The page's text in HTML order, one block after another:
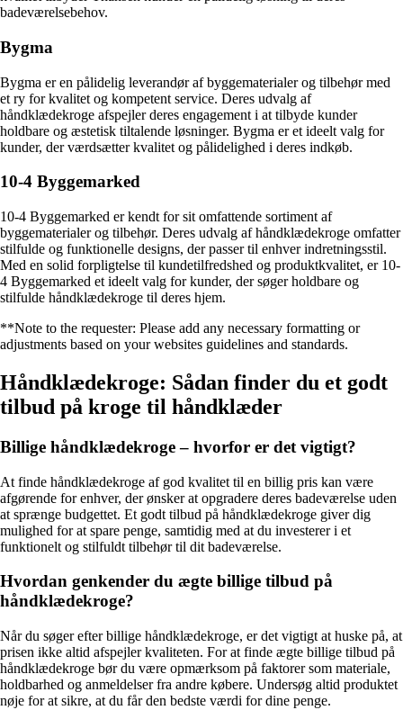
badeværelsebehov.
Bygma
Bygma er en pålidelig leverandør af byggematerialer og tilbehør med
et ry for kvalitet og kompetent service. Deres udvalg af
håndklædekroge afspejler deres engagement i at tilbyde kunder
holdbare og æstetisk tiltalende løsninger. Bygma er et ideelt valg for
kunder, der værdsætter kvalitet og pålidelighed i deres indkøb.
10-4 Byggemarked
10-4 Byggemarked er kendt for sit omfattende sortiment af
byggematerialer og tilbehør. Deres udvalg af håndklædekroge omfatter
stilfulde og funktionelle designs, der passer til enhver indretningsstil.
Med en solid forpligtelse til kundetilfredshed og produktkvalitet, er 10-
4 Byggemarked et ideelt valg for kunder, der søger holdbare og
stilfulde håndklædekroge til deres hjem.
**Note to the requester: Please add any necessary formatting or
adjustments based on your websites guidelines and standards.
Håndklædekroge: Sådan finder du et godt
tilbud på kroge til håndklæder
Billige håndklædekroge – hvorfor er det vigtigt?
At finde håndklædekroge af god kvalitet til en billig pris kan være
afgørende for enhver, der ønsker at opgradere deres badeværelse uden
at sprænge budgettet. Et godt tilbud på håndklædekroge giver dig
mulighed for at spare penge, samtidig med at du investerer i et
funktionelt og stilfuldt tilbehør til dit badeværelse.
Hvordan genkender du ægte billige tilbud på
håndklædekroge?
Når du søger efter billige håndklædekroge, er det vigtigt at huske på, at
prisen ikke altid afspejler kvaliteten. For at finde ægte billige tilbud på
håndklædekroge bør du være opmærksom på faktorer som materiale,
holdbarhed og anmeldelser fra andre købere. Undersøg altid produktet
nøje for at sikre, at du får den bedste værdi for dine penge.